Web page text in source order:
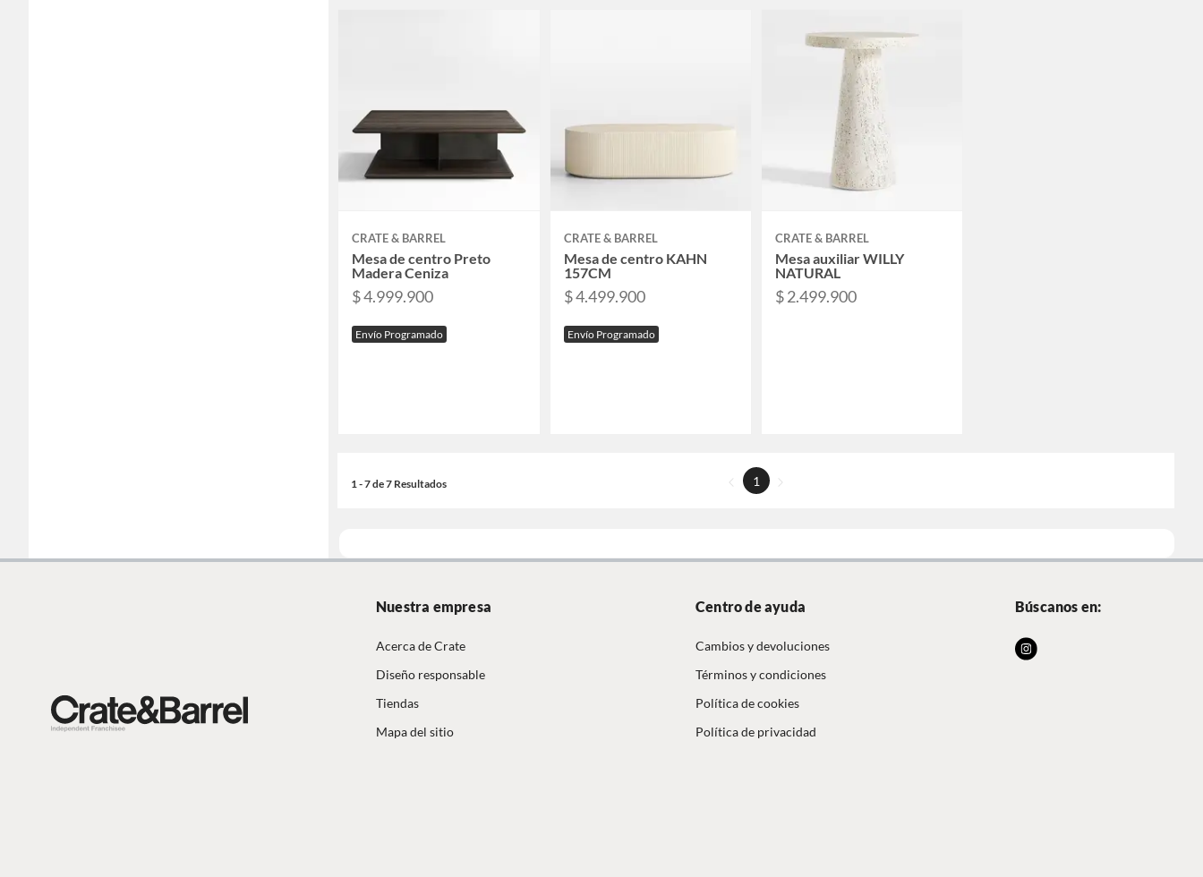
CRATE & BARREL
Mesa de centro Preto
Madera Ceniza
$ 4.999.900
Envío Programado
CRATE & BARREL
Mesa de centro KAHN
157CM
$ 4.499.900
Envío Programado
CRATE & BARREL
Mesa auxiliar WILLY
NATURAL
$ 2.499.900
1 - 7 de 7 Resultados 1
Nuestra empresa
Acerca de Crate
Diseño responsable
Tiendas
Mapa del sitio
Centro de ayuda
Cambios y devoluciones
Términos y condiciones
Política de cookies
Política de privacidad
Búscanos en: